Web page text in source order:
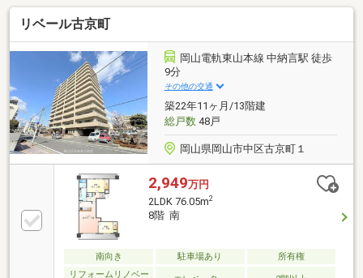
が、2階なので日々のちょっとした運動にピッタリで
す☆◆小学校／中学校◆高島小学校まで徒歩16分
（1200m）高島中学校まで徒歩16分（1200m）
◇◇◇ 管理店舗 ◇◇◇北長瀬駅から車で６分！カ
スケ不動産 岡山店≫0120-677-588業者の方はこちら
へ≫086-242-1001
リベール古京町
岡山電軌東山本線 中納言駅 徒歩
9分
その他の交通
築22年11ヶ月/13階建
総戸数48戸
岡山県岡山市中区古京町１
2,949万円
2LDK 76.05m2
8階 南
南向き 駐車場あり
所有権
リフォームリノベー